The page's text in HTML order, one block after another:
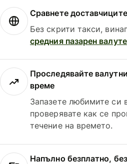
Сравнете
Без скрити такси,
средния пазарен
Проследявайте
време
Запазете любимите си
проверявате как се
течение на времето.
Напълно безплатно,